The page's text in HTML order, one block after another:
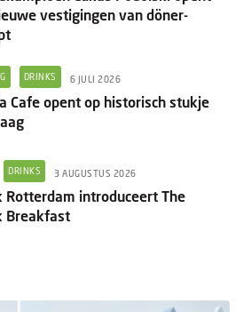
vestigingen van döner-
DRINKS 6 JULI 2026
Cafe opent op historisch stukje
DRINKS 3 AUGUSTUS 2026
Rotterdam introduceert The
Breakfast